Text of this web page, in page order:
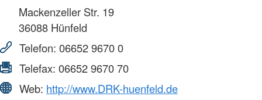
Mackenzeller Str. 19
36088 Hünfeld
Telefon: 06652 9670 0
Telefax: 06652 9670 70
Web: http://www.DRK-huenfeld.de